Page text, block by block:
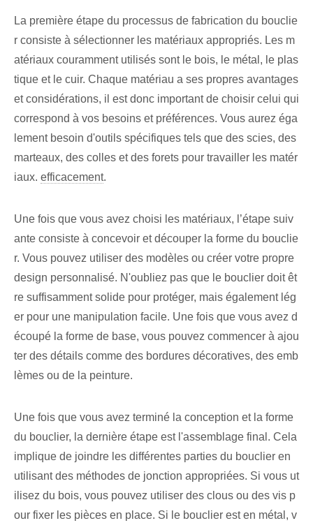
La première étape du processus de fabrication du bouclie
r consiste à sélectionner les matériaux appropriés. Les m
atériaux couramment utilisés sont le bois, le métal, le plas
tique et le cuir. Chaque matériau a ses propres avantages
et considérations, il est donc important de choisir celui qui
correspond à vos besoins et préférences. Vous aurez éga
lement besoin d'outils spécifiques tels que des scies, des
marteaux, des colles et des forets pour travailler les matér
iaux. efficacement.
Une fois que vous avez choisi les matériaux, l’étape suiv
ante consiste à concevoir et découper la forme du bouclie
r. Vous pouvez utiliser des modèles ou créer votre propre
design personnalisé. N'oubliez pas que le bouclier doit êt
re suffisamment solide pour protéger, mais également lég
er pour une manipulation facile. Une fois que vous avez d
écoupé la forme de base, vous pouvez commencer à ajou
ter des détails comme des bordures décoratives, des emb
lèmes ou de la peinture.
Une fois que vous avez terminé la conception et la forme
du bouclier, la dernière étape est l'assemblage final. Cela
implique de joindre les différentes parties du bouclier en
utilisant des méthodes de jonction appropriées. Si vous ut
ilisez du bois, vous pouvez utiliser des clous ou des vis p
our fixer les pièces en place. Si le bouclier est en métal, v